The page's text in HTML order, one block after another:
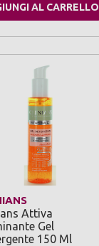
AL CARRELLO
Attiva
Gel
150 Ml